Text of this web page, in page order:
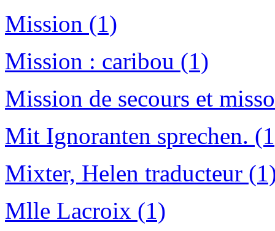
Mission (1)
Mission : caribou (1)
Mission de secours et
Mit Ignoranten sprechen.
Mixter, Helen traducteur
Mlle Lacroix (1)